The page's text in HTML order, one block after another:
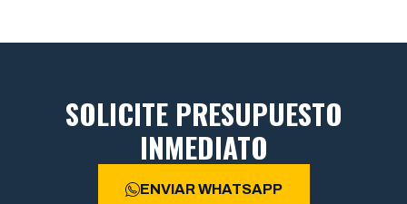
SOLICITE PRESUPUESTO
INMEDIATO
ENVIAR WHATSAPP